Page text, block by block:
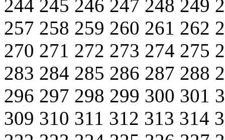
244 245 246 247 248 249
257 258 259 260 261 262
270 271 272 273 274 275
283 284 285 286 287 288
296 297 298 299 300 301
309 310 311 312 313 314